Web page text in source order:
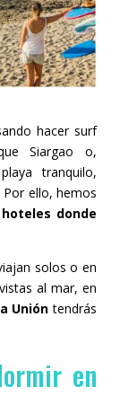
hacer surf
Siargao o,
tranquilo,
Por ello, hemos
donde
solos o en
al mar, en
Unión tendrás
en